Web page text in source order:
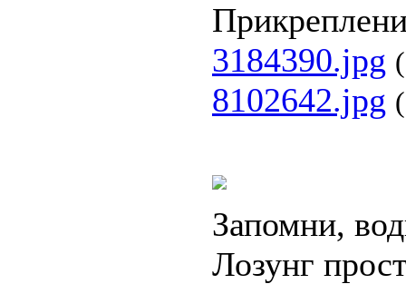
3184390.jpg
8102642.jpg
Запомни,
Лозунг